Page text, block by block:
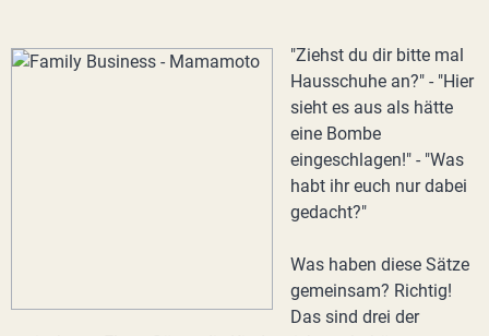
"Ziehst du dir bitte mal
Hausschuhe an?" - "Hier
sieht es aus als hätte
eine Bombe
eingeschlagen!" - "Was
habt ihr euch nur dabei
gedacht?"
Was haben diese Sätze
gemeinsam? Richtig!
Das sind drei der